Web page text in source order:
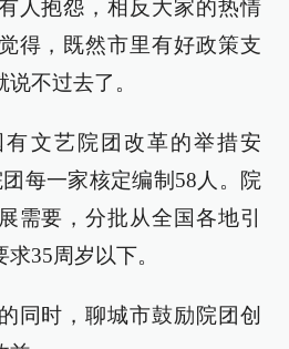
人抱怨，相反大家的热情
得，既然市里有好政策支
不过去了。
文艺院团改革的举措安
每一家核定编制58人。院
需要，分批从全国各地引
35周岁以下。
同时，聊城市鼓励院团创